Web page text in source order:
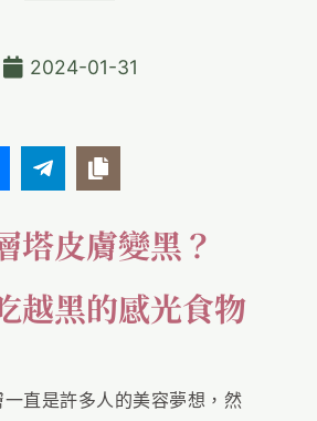
2024-01-31
塔皮膚變黑？
越黑的感光食物
直是許多人的美容夢想，然